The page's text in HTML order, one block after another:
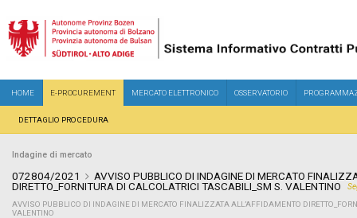
HOME E-PROCUREMENT MERCATO ELETTRONICO OSSERVATORIO
DETTAGLIO PROCEDURA
Indagine di mercato
072804/2021
AVVISO PUBBLICO DI INDAGINE DI MERCATO
DIRETTO_FORNITURA DI CALCOLATRICI TASCABILI_SM S. VALENTINO
AVVISO PUBBLICO DI INDAGINE DI MERCATO FINALIZZATA ALL’AFFIDAMENTO
VALENTINO